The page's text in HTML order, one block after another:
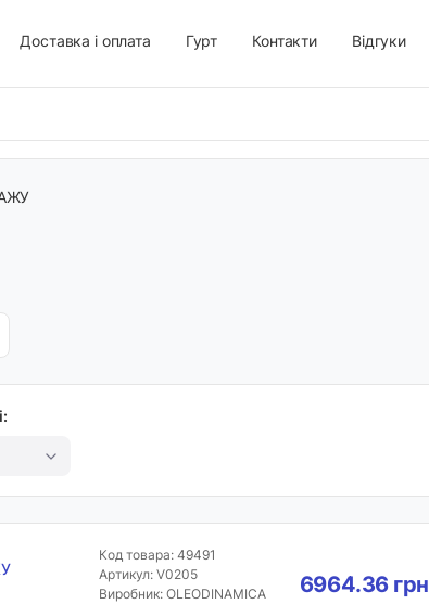
Доставка і оплата Гурт Контакти Відгуки
Код товара: 49491
Артикул: V0205
Виробник: OLEODINAMICA
6964.36 грн